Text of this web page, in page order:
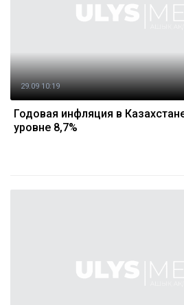
29.09 10:19
Годовая инфляция в
уровне 8,7%